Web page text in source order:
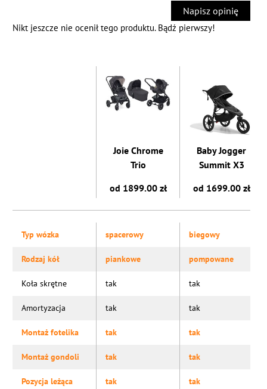
Napisz opinię
Nikt jeszcze nie ocenił tego produktu. Bądź pierwszy!
Joie Chrome
Trio
Baby Jogger
Summit X3
od 1899.00 zł
od 1699.00 zł
Typ wózka spacerowy biegowy
Rodzaj kół piankowe pompowane
Koła skrętne tak tak
Amortyzacja tak tak
Montaż fotelika tak tak
Montaż gondoli tak tak
Pozycja leżąca tak tak